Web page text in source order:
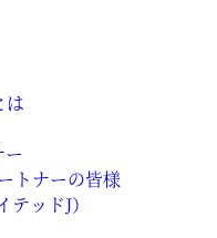
は
トナーの皆様
ッドJ）